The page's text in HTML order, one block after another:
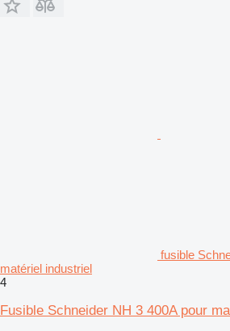
fusible
matériel industriel
4
Fusible Schneider NH 3 400A pour